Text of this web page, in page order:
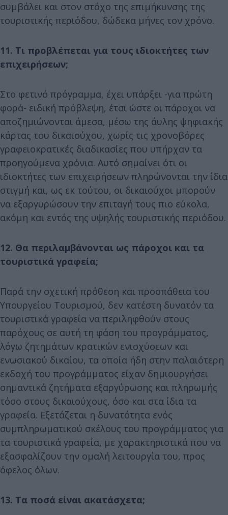
συμβάλει και στον στόχο της επιμήκυνσης της
τουριστικής περιόδου, δώδεκα μήνες τον χρόνο.
11. Τι προβλέπεται για τους ιδιοκτήτες των
επιχειρήσεων;
Στο φετινό πρόγραμμα, έχει υπάρξει -για πρώτη
φορά- ειδική πρόβλεψη, έτσι ώστε οι πάροχοι να
αποζημιώνονται άμεσα, μέσω της άυλης ψηφιακής
κάρτας του δικαιούχου, χωρίς τις χρονοβόρες
γραφειοκρατικές διαδικασίες που υπήρχαν τα
προηγούμενα χρόνια. Αυτό σημαίνει ότι οι
ιδιοκτήτες των επιχειρήσεων πληρώνονται την ίδια
στιγμή και, ως εκ τούτου, οι δικαιούχοι μπορούν
να εξαργυρώσουν την επιταγή τους πιο εύκολα,
ακόμη και εντός της υψηλής τουριστικής περιόδου.
12. Θα περιλαμβάνονται ως πάροχοι και τα
τουριστικά γραφεία;
Παρά την σχετική πρόθεση και προσπάθεια του
Υπουργείου Τουρισμού, δεν κατέστη δυνατόν τα
τουριστικά γραφεία να περιληφθούν στους
παρόχους σε αυτή τη φάση του προγράμματος,
λόγω ζητημάτων κρατικών ενισχύσεων και
ενωσιακού δικαίου, τα οποία ήδη στην παλαιότερη
εκδοχή του προγράμματος είχαν δημιουργήσει
σημαντικά ζητήματα εξαργύρωσης και πληρωμής
τόσο στους δικαιούχους, όσο και στα ίδια τα
γραφεία. Εξετάζεται η δυνατότητα ενός
συμπληρωματικού σκέλους του προγράμματος για
τα τουριστικά γραφεία, με χαρακτηριστικά που να
εξασφαλίζουν την ομαλή λειτουργία του, προς
όφελος όλων.
13. Τα ποσά είναι ακατάσχετα;